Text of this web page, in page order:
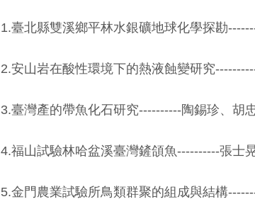
1.臺北縣雙溪鄉平林水銀礦地球化學探勘
2.安山岩在酸性環境下的熱液蝕變研究
3.臺灣產的帶魚化石研究----------陶錫珍、胡
4.福山試驗林哈盆溪臺灣鏟頜魚----------張士
5.金門農業試驗所鳥類群聚的組成與結構